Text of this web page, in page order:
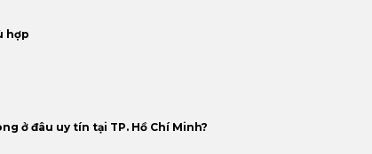
hợp
ở đâu uy tín tại TP. Hồ Chí Minh?